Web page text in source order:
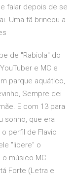
falar depois de se
Uma fã brincou a
de "Rabiola" do
e MC e
parque aquático,
Sempre dei
E com 13 para
sonho, que era
perfil de Flavio
"libere" o
o músico MC
Forte (Letra e